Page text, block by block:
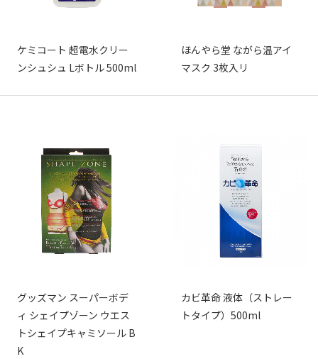
ケミコート 超電水クリー
ンシュシュ Lボトル 500ml
ほんやら堂 ながら温アイ
マスク 3枚入リ
グッズマン スーパーボデ
ィ シェイプゾーン ウエス
トシェイプキャミソール B
K
カビ革命 液体（ストレー
トタイプ）500ml